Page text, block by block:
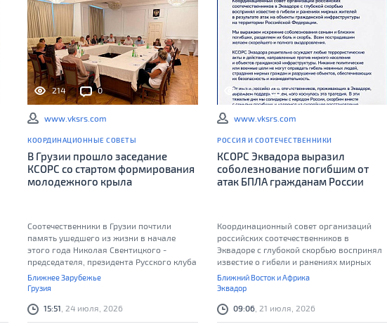
214 0
www.vksrs.com
КООРДИНАЦИОННЫЕ СОВЕТЫ
В Грузии прошло заседание
КСОРС со стартом формирования
молодежного крыла
Соотечественники в Грузии почтили
память ушедшего из жизни в начале
этого года Николая Свентицкого -
председателя, президента Русского клуба
Ближнее Зарубежье
Грузия
15:51 , 24 июля, 2026
212 0
www.vksrs.com
РОССИЯ И СООТЕЧЕСТВЕННИКИ
КСОРС Эквадора выразил
соболезнование погибшим от
атак БПЛА гражданам России
Координационный совет организаций
российских соотечественников в
Эквадоре с глубокой скорбью воспринял
известие о гибели и ранениях мирных
жителей
Ближний Восток и Африка
Эквадор
09:06 , 21 июля, 2026